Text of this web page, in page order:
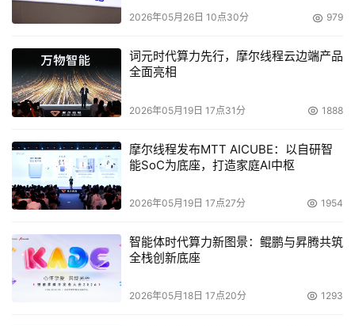
存档、备份和恢复产品。与此同时，该公司并不会提高产品
美国英迅公司发布为中国用户定制的IP磁盘库
的投资并为中国用户提供其先进的网络存储解决方案--IP磁
盘库。 Intransa推出的IP磁盘库系列产品，将数据存储、安
全备份、异地数据容灾等企业关键应用，建立在标准化、高
性能的千兆和万兆以太网络体系上；并为企业随着未来业务
的发展，在存储性能、数据容量、安全级别、远程服务等应
用层面，提供了更为灵活完善的网络存储平台。
IBM公司启动Blade.org刀片领域开放创新联盟组织
2026年05月26日 10点30分 979
词元时代算力先行，摩尔线程云边端产品
全面亮相
2026年05月19日 17点31分 1888
摩尔线程发布MTT AICUBE：以自研智
能SoC为底座，打造家庭AI中枢
2026年05月19日 17点27分 1954
智能体时代算力新图景：鲲鹏与昇腾共筑
全栈创新底座
2026年05月18日 17点20分 1293